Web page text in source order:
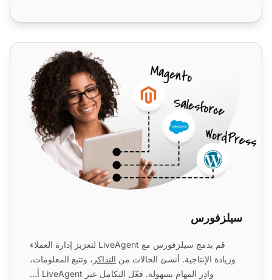
سيلزفورس
سيلزفورس
قم بدمج سيلزفورس مع LiveAgent لتعزيز إدارة العملاء
وزيادة الإنتاجية. أنشئ الحالات من التذاكر ، وتتبع المعلومات،
وادِر المهام بسهولة. فعّل التكامل عبر LiveAgent أ...